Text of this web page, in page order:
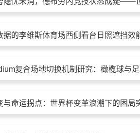
据的李维斯体育场西侧看台日照遮挡效
与命运拐点：世界杯变革浪潮下的困局